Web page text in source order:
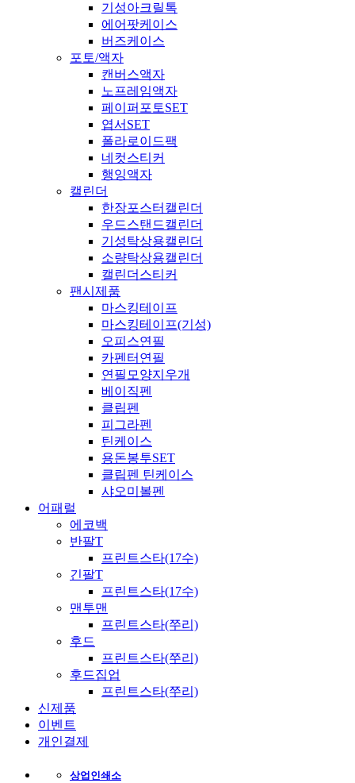
기성아크릴톡
에어팟케이스
버즈케이스
포토/액자
캔버스액자
노프레임액자
페이퍼포토SET
엽서SET
폴라로이드팩
네컷스티커
행잉액자
캘린더
한장포스터캘린더
우드스탠드캘린더
기성탁상용캘린더
소량탁상용캘린더
캘린더스티커
팬시제품
마스킹테이프
마스킹테이프(기성)
오피스연필
카펜터연필
연필모양지우개
베이직펜
클립펜
피그라펜
틴케이스
용돈봉투SET
클립펜 틴케이스
샤오미볼펜
어패럴
에코백
반팔T
프린트스타(17수)
긴팔T
프린트스타(17수)
맨투맨
프린트스타(쭈리)
후드
프린트스타(쭈리)
후드집업
프린트스타(쭈리)
신제품
이벤트
개인결제
상업인쇄소